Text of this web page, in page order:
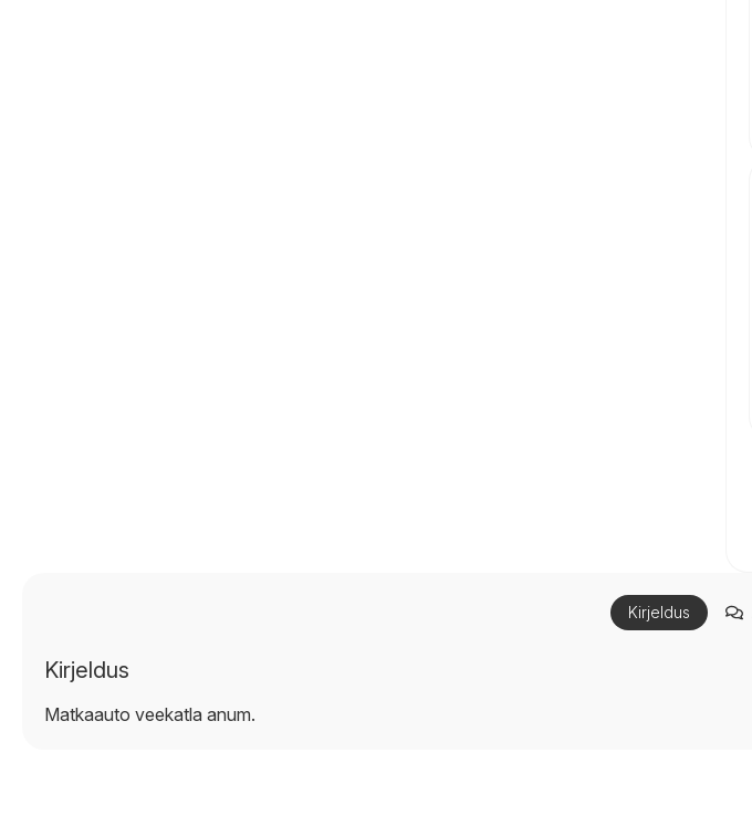
Kirjeldus
Kirjeldus
Matkaauto veekatla anum.